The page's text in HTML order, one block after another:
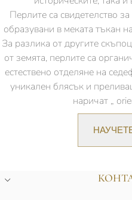
Перлите са свидетелство
образувани в меката тъкан
За разлика от другите
от земята, перлите са
естествено отделяне на
уникален блясък и
наричат „